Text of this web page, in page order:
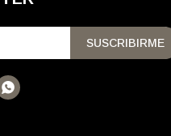
SUSCRIBIRME
